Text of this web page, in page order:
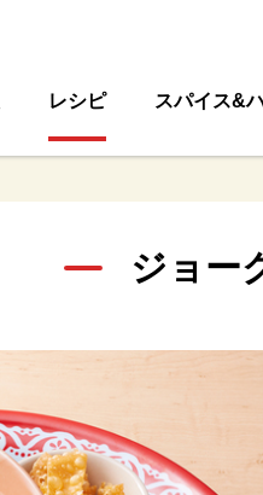
レシピ スパイス&
ジョー